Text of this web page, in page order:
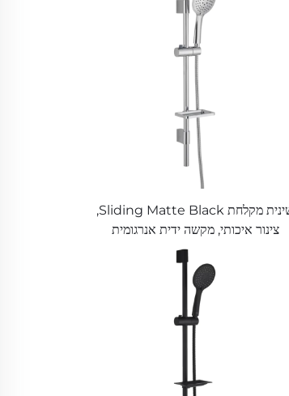
שינית מקלחת Sliding Matte Black,
צינור איכותי, מקשה ידית אנרגומית
למתרחשת